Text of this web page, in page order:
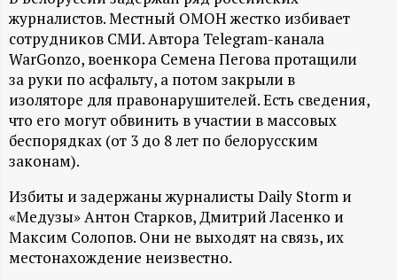
Н
-
и
н
ф
о
журналистов. Местный ОМОН жестко избивает
сотрудников СМИ. Автора Telegram-канала
WarGonzo, военкора Семена Пегова протащили
за руки по асфальту, а потом закрыли в
изоляторе для правонарушителей. Есть сведения,
что его могут обвинить в участии в массовых
беспорядках (от 3 до 8 лет по белорусским
законам).
Избиты и задержаны журналисты Daily Storm и
«Медузы» Антон Старков, Дмитрий Ласенко и
Максим Солопов. Они не выходят на связь, их
местонахождение неизвестно.